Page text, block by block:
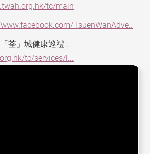
tc/main
TsuenWanAdve..
荃」城健康巡禮 :
tc/services/l...